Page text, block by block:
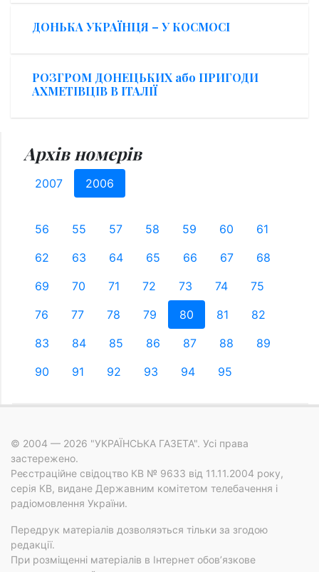
ДОНЬКА УКРАЇНЦЯ – У КОСМОСІ
РОЗГРОМ ДОНЕЦЬКИХ aбо ПРИГОДИ
АХМЕТІВЦІВ В ІТАЛІЇ
Архів номерів
2007 2006
56 55 57 58 59 60
61
62
63 64 65 66 67
68
69
70 71 72 73 74
75
76
77 78 79 80 81
82
83
84 85 86 87 88
89
90
91 92 93 94 95
© 2004 — 2026 "УКРАЇНСЬКА ГАЗЕТА". Усі права
застережено.
Реєстраційне свідоцтво КВ № 9633 від 11.11.2004 року,
серія КВ, видане Державним комітетом телебачення і
радіомовлення України.
Передрук матеріалів дозволяэться тільки за згодою
редакції.
При розміщенні матеріалів в Інтернет обов’язкове